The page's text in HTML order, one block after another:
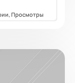
Просмотры